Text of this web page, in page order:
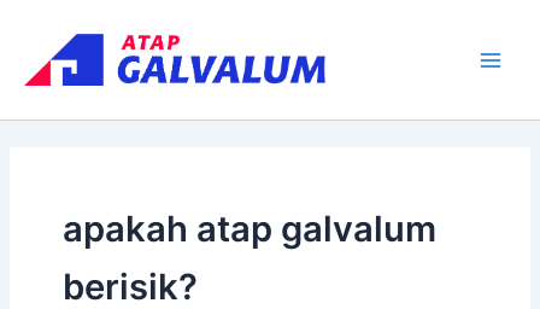
content
apakah atap galvalum
berisik?